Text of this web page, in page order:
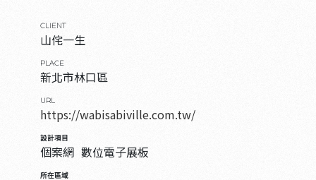
CLIENT
山侘一生
PLACE
新北市林口區
URL
https://wabisabiville.com.tw/
設計項目
個案網 數位電子展板
所在區域